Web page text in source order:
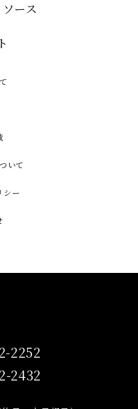
ース
いて
シー
2252
2432